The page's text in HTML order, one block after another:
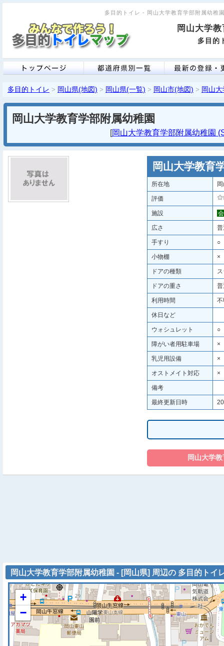
多目的トイレ - 岡山大学教育学部附属幼
岡山大学
多目的
多目的トイレ > 岡山県(地図) > 岡山県(一覧) > 岡山市(地図) > 岡山
岡山大学教育学部附属幼稚園
[岡山大学教育学部附属幼稚園
岡山大学教育
所在地
評価
施設 会
広さ
手すり ○
小物棚 ×
ドアの種類
ドアの重さ
利用時間 不
休日など
ウォシュレット ○
障がい者用駐車場 ×
乳児用設備 ×
オストメイト対応 ×
備考
最終更新日時
岡山大学教育学部附属幼稚園 - [岡山県] 周辺の 多目的トイ
+
−